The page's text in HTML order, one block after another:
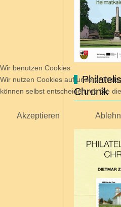
Chronik
Wir benutzen Cookies
Wir nutzen Cookies auf unserer
können selbst entscheiden, ob Sie
Akzeptieren